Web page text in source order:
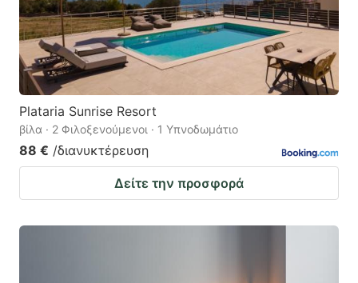
Plataria Sunrise Resort
βίλα · 2 Φιλοξενούμενοι · 1 Υπνοδωμάτιο
88 € /διανυκτέρευση
Δείτε την προσφορά